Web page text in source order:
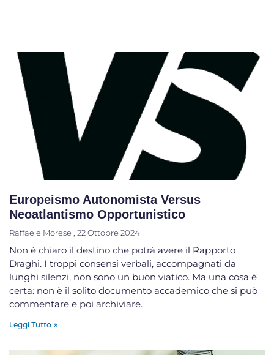
Europeismo Autonomista Versus
Neoatlantismo Opportunistico
Raffaele Morese 22 Ottobre 2024
Non è chiaro il destino che potrà avere il Rapporto
Draghi. I troppi consensi verbali, accompagnati da
lunghi silenzi, non sono un buon viatico. Ma una cosa è
certa: non è il solito documento accademico che si può
commentare e poi archiviare.
Leggi Tutto »